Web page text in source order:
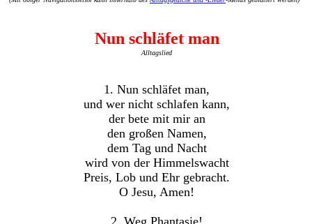
Nun schläfet man
Alltagslied
1. Nun schläfet man,
und wer nicht schlafen kann,
der bete mit mir an
den großen Namen,
dem Tag und Nacht
wird von der Himmelswacht
Preis, Lob und Ehr gebracht.
O Jesu, Amen!